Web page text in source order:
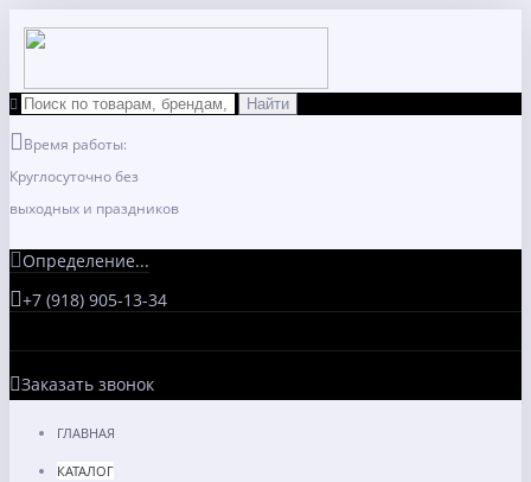
Время работы:
Круглосуточно без
выходных и праздников
Определение...
+7 (918) 905-13-34
Заказать звонок
ГЛАВНАЯ
КАТАЛОГ